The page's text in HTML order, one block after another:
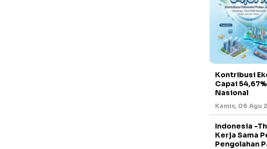
Kontribusi
Capai
Nasional
Kamis, 06 Agu
Indonesia -
Kerja Sama
Pengolahan